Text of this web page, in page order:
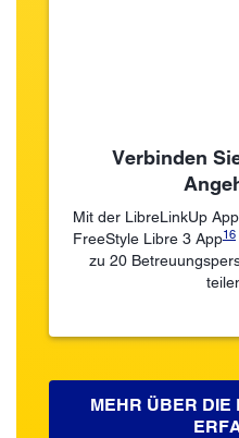
Verbinden
Mit der LibreLinkUp
FreeStyle Libre 3 App16
zu 20
MEHR ÜBER